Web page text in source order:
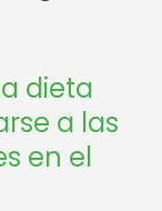
dieta
a las
en el